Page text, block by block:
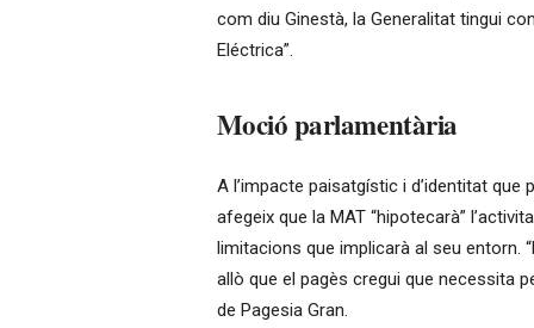
com diu Ginestà, la Generalitat tingui
Eléctrica”.
Moció parlamentària
A l’impacte paisatgístic i d’identitat
afegeix que la MAT “hipotecarà”
limitacions que implicarà al seu entorn.
allò que el pagès cregui que necessita
de Pagesia Gran.